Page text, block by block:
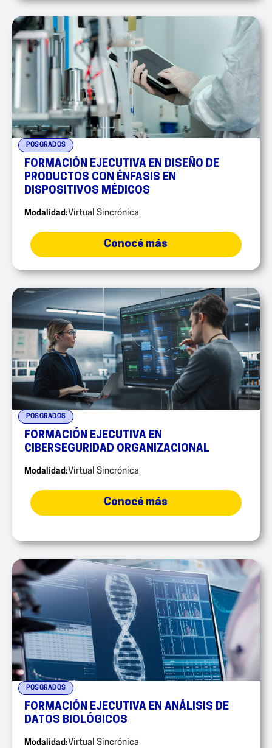
POSGRADOS
FORMACIÓN EJECUTIVA EN DISEÑO DE
PRODUCTOS CON ÉNFASIS EN
DISPOSITIVOS MÉDICOS
Modalidad:Virtual Sincrónica
Conocé más
POSGRADOS
FORMACIÓN EJECUTIVA EN
CIBERSEGURIDAD ORGANIZACIONAL
Modalidad:Virtual Sincrónica
Conocé más
POSGRADOS
FORMACIÓN EJECUTIVA EN ANÁLISIS DE
DATOS BIOLÓGICOS
Modalidad:Virtual Sincrónica